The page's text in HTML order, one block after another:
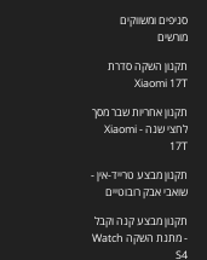
סניפים ומשווקים
מורשים
תקנון השקה סדרת
Xiaomi 17T
תקנון אחריות שבר מסך
לחצי שנה - Xiaomi
17T
תקנון מבצע טרייד-אין -
שואבי אבק רובוטיים
תקנון מבצע קנה וקבל
- מתנת השקה Watch
S4